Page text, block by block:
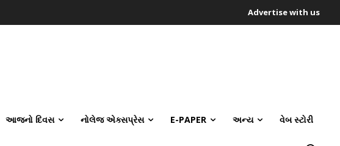
Advertise with us
આજનો દિવસ નોલેજ એક્સપ્રેસ E-PAPER અન્ય વેબ સ્ટોરી